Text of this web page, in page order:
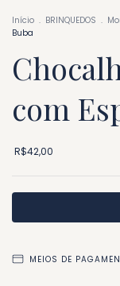
Início . BRINQUEDOS .
Buba
com
R$42,00
MEIOS DE